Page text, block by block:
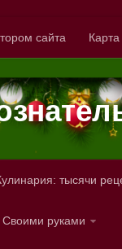
сайта
тысячи
Своими руками